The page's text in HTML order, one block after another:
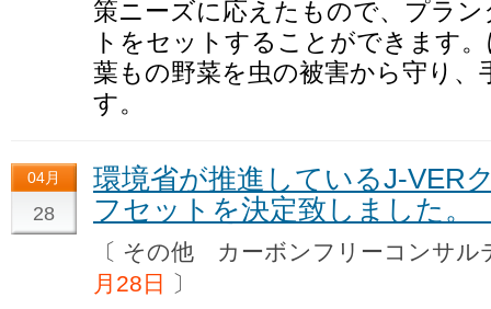
策ニーズに応えたもので、プラ
トをセットすることができます
葉もの野菜を虫の被害から守り、
す。
04月
28
環境省が推進しているJ-VER
フセットを決定致しました。
〔 その他 カーボンフリーコンサ
月28日
〕